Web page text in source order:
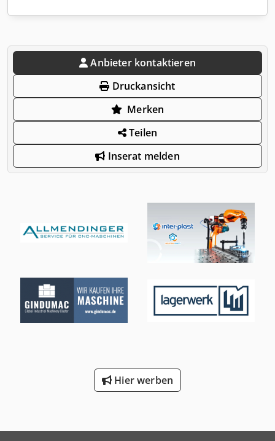
Anbieter kontaktieren
Druckansicht
Merken
Teilen
Inserat melden
Hier werben